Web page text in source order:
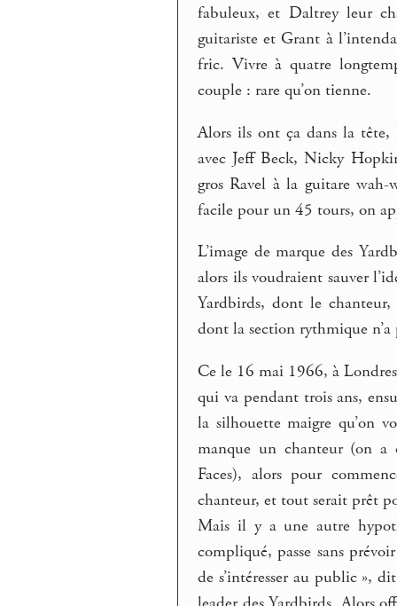
fabuleux, et Daltrey leur
guitariste et Grant à
fric. Vivre à quatre
couple : rare qu’on tienne.
Alors ils ont ça dans la
avec Jeff Beck, Nicky
gros Ravel à la guitare
facile pour un 45 tours, on
L’image de marque des
alors ils voudraient sauver
Yardbirds, dont le
dont la section rythmique n’a
Ce le 16 mai 1966, à
qui va pendant trois ans,
la silhouette maigre qu’on
manque un chanteur (on a
Faces), alors pour
chanteur, et tout serait prêt
Mais il y a une autre
compliqué, passe sans
de s’intéresser au public »,